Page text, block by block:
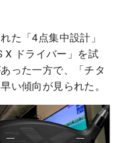
た「4点集中設計」
X ドライバー」を試
った一方で、「チタ
い傾向が見られた。